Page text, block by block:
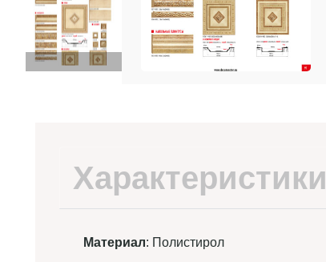
Характеристики
Материал: Полистирол